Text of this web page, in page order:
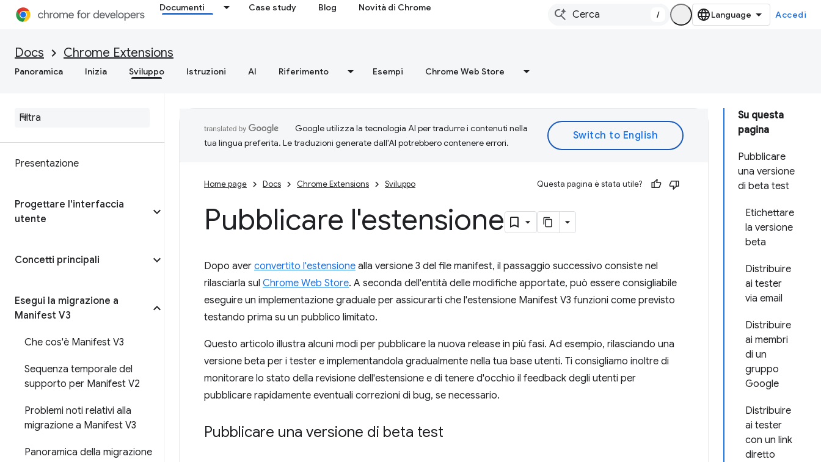
Documenti Case study Blog Novità di Chrome
/ Accedi
Docs Chrome Extensions
Panoramica Inizia Sviluppo Istruzioni AI Riferimento Esempi Chrome Web Store
Presentazione
Progettare l'interfaccia
utente
Concetti principali
Esegui la migrazione a
Manifest V3
Che cos'è Manifest V3
Sequenza temporale del
supporto per Manifest V2
Problemi noti relativi alla
migrazione a Manifest V3
Panoramica della migrazione
Su questa
pagina
Pubblicare
una versione
di beta test
Etichettare
la versione
beta
Distribuire
ai tester
via email
Distribuire
ai membri
di un
gruppo
Google
Distribuire
ai tester
con un link
diretto
Google utilizza la tecnologia AI per tradurre i contenuti nella
tua lingua preferita. Le traduzioni generate dall'AI potrebbero contenere errori.
Home page Docs Chrome Extensions Sviluppo Questa pagina è stata utile?
Pubblicare l'estensione
Dopo aver convertito l'estensione alla versione 3 del file manifest, il passaggio successivo consiste nel
rilasciarla sul Chrome Web Store. A seconda dell'entità delle modifiche apportate, può essere consigliabile
eseguire un implementazione graduale per assicurarti che l'estensione Manifest V3 funzioni come previsto
testando prima su un pubblico limitato.
Questo articolo illustra alcuni modi per pubblicare la nuova release in più fasi. Ad esempio, rilasciando una
versione beta per i tester e implementandola gradualmente nella tua base utenti. Ti consigliamo inoltre di
monitorare lo stato della revisione dell'estensione e di tenere d'occhio il feedback degli utenti per
pubblicare rapidamente eventuali correzioni di bug, se necessario.
Pubblicare una versione di beta test